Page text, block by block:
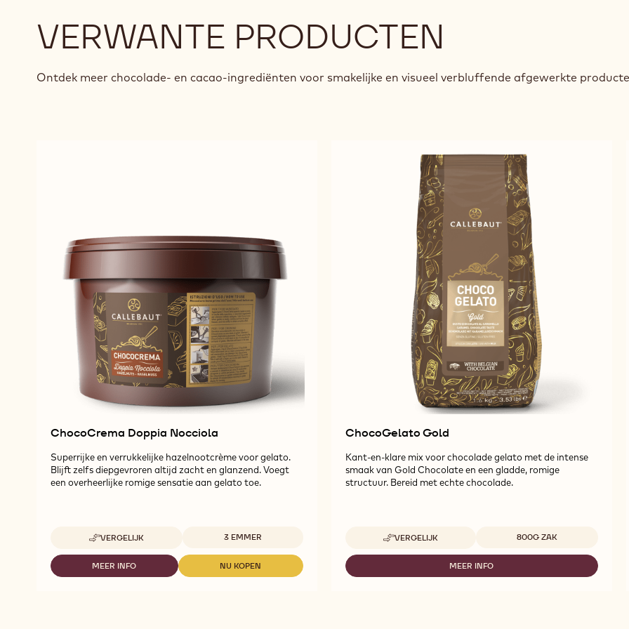
VERWANTE PRODUCTEN
Ontdek meer chocolade- en cacao-ingrediënten voor smakelijke en visueel verbluffende afgewerkte
ChocoCrema Doppia Nocciola
Superrijke en verrukkelijke hazelnootcrème voor gelato.
Blijft zelfs diepgevroren altijd zacht en glanzend. Voegt
een overheerlijke romige sensatie aan gelato toe.
VERGELIJK
-
CHOCOCREMA
DOPPIA
NOCCIOLA
Beschikbare maten
3 EMMER
MEER INFO
-
NU KOPEN
-
ChocoGelato Gold
Kant-en-klare mix voor chocolade gelato met de intense
smaak van Gold Chocolate en een gladde, romige
structuur. Bereid met echte chocolade.
VERGELIJK
-
CHOCOGELATO
Beschikbare maten
800G ZAK
MEER INFO
-